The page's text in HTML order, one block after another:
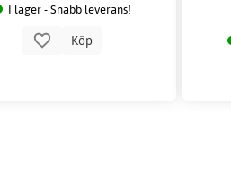
I lager - Snabb leverans!
Köp